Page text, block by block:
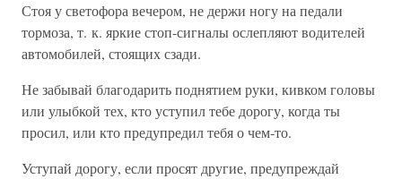
Стоя у светофора вечером, не держи ногу на педали
тормоза, т. к. яркие стоп-сигналы ослепляют водителей
автомобилей, стоящих сзади.
Не забывай благодарить поднятием руки, кивком головы
или улыбкой тех, кто уступил тебе дорогу, когда ты
просил, или кто предупредил тебя о чем-то.
Уступай дорогу, если просят другие, предупреждай